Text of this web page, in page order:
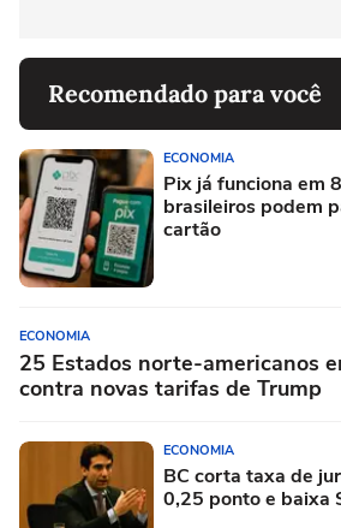
Recomendado para você
ECONOMIA
Pix já funciona em
brasileiros podem
cartão
ECONOMIA
25 Estados norte-americanos
contra novas tarifas de Trump
ECONOMIA
BC corta taxa de
0,25 ponto e baixa